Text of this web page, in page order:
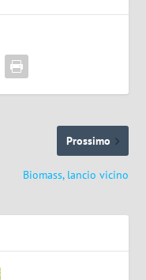
Prossimo
Biomass, lancio vicino